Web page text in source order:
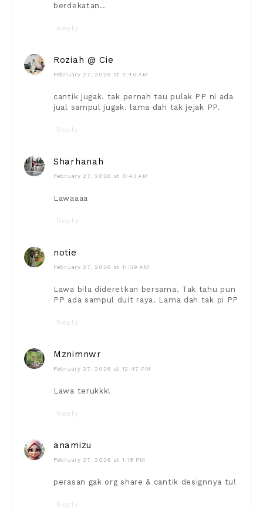
berdekatan..
Reply
Roziah @ Cie
February 27, 2026 at 7:40 AM
cantik jugak. tak pernah tau pulak PP ni ada
jual sampul jugak. lama dah tak jejak PP.
Reply
Sharhanah
February 27, 2026 at 8:43 AM
Lawaaaa
Reply
notie
February 27, 2026 at 11:39 AM
Lawa bila dideretkan bersama. Tak tahu pun
PP ada sampul duit raya. Lama dah tak pi PP
Reply
Mznimnwr
February 27, 2026 at 12:47 PM
Lawa terukkk!
Reply
anamizu
February 27, 2026 at 1:18 PM
perasan gak org share & cantik designnya tu!
Reply